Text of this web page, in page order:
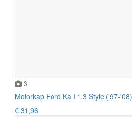
3
Motorkap Ford Ka I 1.3 Style ('97-'08)
€ 31,96